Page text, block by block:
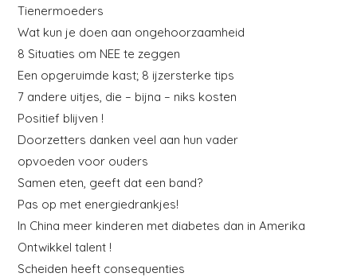
Tienermoeders
Wat kun je doen aan ongehoorzaamheid
8 Situaties om NEE te zeggen
Een opgeruimde kast; 8 ijzersterke tips
7 andere uitjes, die – bijna – niks kosten
Positief blijven !
Doorzetters danken veel aan hun vader
opvoeden voor ouders
Samen eten, geeft dat een band?
Pas op met energiedrankjes!
In China meer kinderen met diabetes dan in Amerika
Ontwikkel talent !
Scheiden heeft consequenties